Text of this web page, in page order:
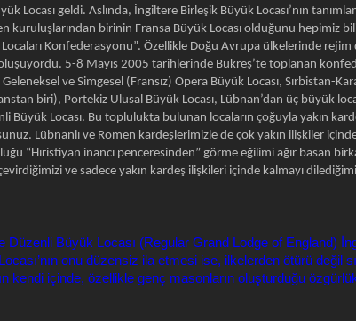
Locası geldi. Aslında, İngiltere Birleşik Büyük Locası’nın
birinin Fransa Büyük Locası olduğunu hepimiz
Konfederasyonu”. Özellikle Doğu Avrupa ülkelerinde
5-8 Mayıs 2005 tarihlerinde Bükreş’te toplanan
Geleneksel ve Simgesel (Fransız) Opera Büyük Locası, Sırbistan-
biri), Portekiz Ulusal Büyük Locası, Lübnan’dan üç büyük
Büyük Locası. Bu toplulukta bulunan locaların çoğuyla yakın
Lübnanlı ve Romen kardeşlerimizle de çok yakın ilişkiler
“Hıristiyan inancı penceresinden” görme eğilimi ağır basan
ve sadece yakın kardeş ilişkileri içinde kalmayı
Düzenli Büyük Locası (Regular Grand Lodge of England)
onu düzensiz ila etmesi ise, ilkelerden ötürü değil
kendi içinde, özellikle genç masonların oluşturduğu